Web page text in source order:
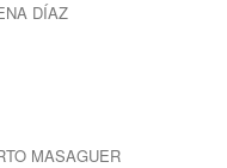
DÍAZ
MASAGUER